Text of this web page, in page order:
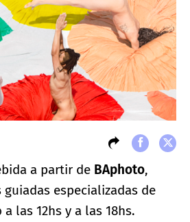
a partir de BAphoto,
especializadas de
las 12hs y a las 18hs.